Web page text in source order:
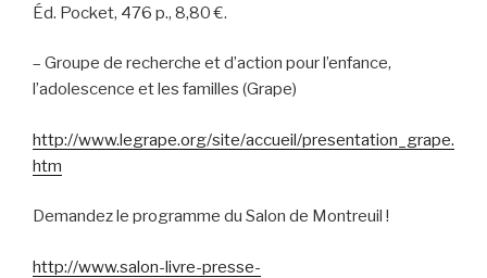
Éd. Pocket, 476 p., 8,80 €.
– Groupe de recherche et d’action pour l’enfance,
l’adolescence et les familles (Grape)
http://www.legrape.org/site/accueil/presentation_grape.
htm
Demandez le programme du Salon de Montreuil !
http://www.salon-livre-presse-